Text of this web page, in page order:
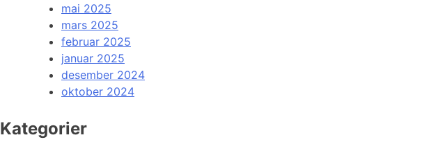
mai 2025
mars 2025
februar 2025
januar 2025
desember 2024
oktober 2024
Kategorier